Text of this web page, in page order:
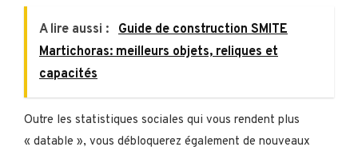
A lire aussi : Guide de construction SMITE
Martichoras: meilleurs objets, reliques et
capacités
Outre les statistiques sociales qui vous rendent plus
« datable », vous débloquerez également de nouveaux